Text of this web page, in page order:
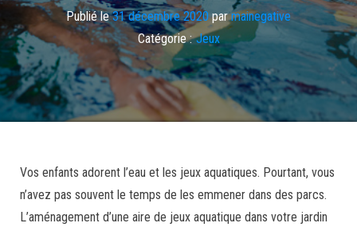
Publié le31 décembre 2020parmainegative
Catégorie : Jeux
Vos enfants adorent l’eau et les jeux aquatiques. Pourtant, vous
n’avez pas souvent le temps de les emmener dans des parcs.
L’aménagement d’une aire de jeux aquatique dans votre jardin